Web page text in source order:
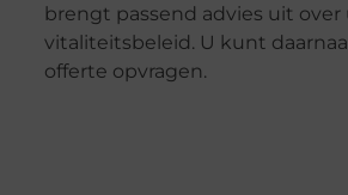
brengt passend advies uit over
vitaliteitsbeleid. U kunt
offerte opvragen.